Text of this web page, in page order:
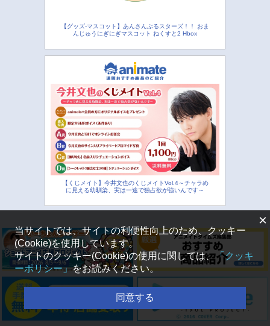
【グッズ-マスコット】あんさんぶるスターズ！！ おま
んじゅうにぎにぎマスコット ねくすと2 Hbox
【くじメイト】今井文也のくじメイトVol.4～チャラめ
に見える幼馴染、実は一途で独占欲が強いんです～
×
当サイトでは、サイトの利便性向上のため、クッキー
(Cookie)を使用しています。
サイトのクッキー(Cookie)の使用に関しては、「クッキ
ーポリシー」をお読みください。
同意する